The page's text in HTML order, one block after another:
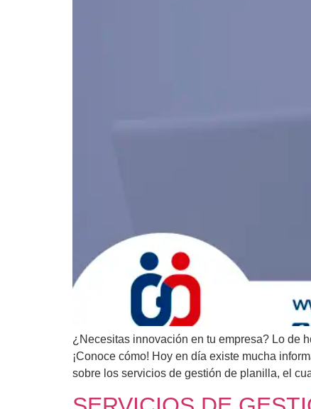
¿Necesitas innovación en tu empresa? Lo de
¡Conoce cómo! Hoy en día existe mucha
sobre los servicios de gestión de planilla, el